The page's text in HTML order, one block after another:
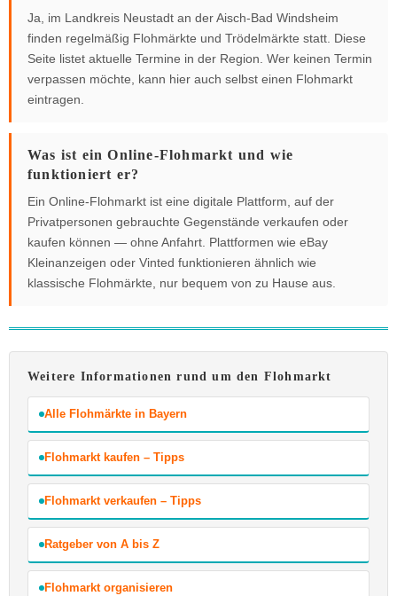
Ja, im Landkreis Neustadt an der Aisch-Bad Windsheim
finden regelmäßig Flohmärkte und Trödelmärkte statt. Diese
Seite listet aktuelle Termine in der Region. Wer keinen Termin
verpassen möchte, kann hier auch selbst einen Flohmarkt
eintragen.
Was ist ein Online-Flohmarkt und wie
funktioniert er?
Ein Online-Flohmarkt ist eine digitale Plattform, auf der
Privatpersonen gebrauchte Gegenstände verkaufen oder
kaufen können — ohne Anfahrt. Plattformen wie eBay
Kleinanzeigen oder Vinted funktionieren ähnlich wie
klassische Flohmärkte, nur bequem von zu Hause aus.
Weitere Informationen rund um den Flohmarkt
Alle Flohmärkte in Bayern
Flohmarkt kaufen – Tipps
Flohmarkt verkaufen – Tipps
Ratgeber von A bis Z
Flohmarkt organisieren